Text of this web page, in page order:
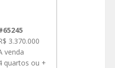
3.370.000
venda
quartos ou +